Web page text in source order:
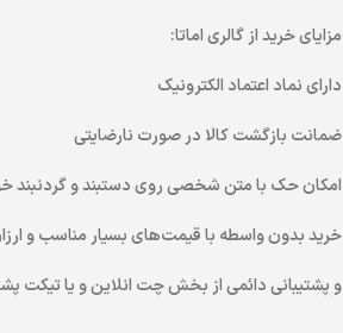
مزایای خرید از گالری اماتا:
دارای نماد اعتماد الکترونیک
ضمانت بازگشت کالا در صورت نارضایتی
امکان حک با متن شخصی روی دستبند و گردنبند
خرید بدون واسطه با قیمت‌های بسیار مناسب و
و پشتیبانی دائمی از بخش چت انلاین و یا تیکت